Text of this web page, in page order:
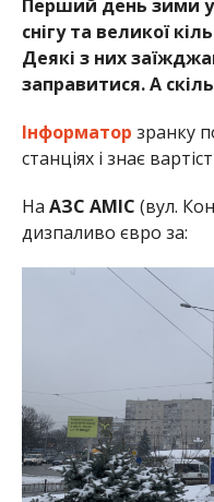
Перший день зими у
снігу та великої
Деякі з них
заправитися. А
Інформатор зранку
станціях і знає
На АЗС AMIC (вул.
дизпаливо євро за: